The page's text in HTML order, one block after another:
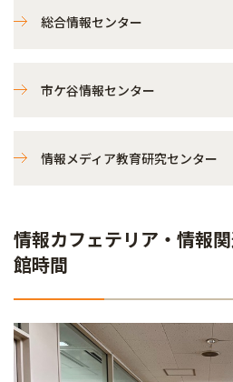
総合情報センター
市ケ谷情報センター
情報メディア教育研究センター
情報カフェテリア・情報
館時間